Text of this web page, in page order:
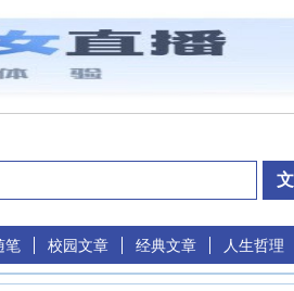
笔 校园文章 经典文章 人生哲理